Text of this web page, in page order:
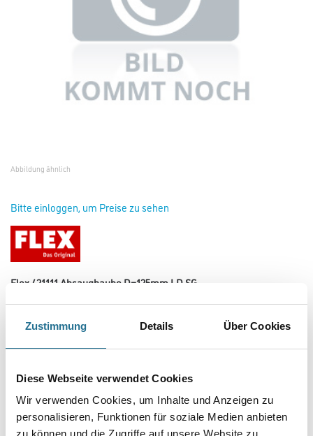
Zustimmung Details Über Cookies
Diese Webseite verwendet Cookies
Wir verwenden Cookies, um Inhalte und Anzeigen zu
personalisieren, Funktionen für soziale Medien anbieten
zu können und die Zugriffe auf unsere Website zu
Abbildung ähnlich
Bitte einloggen, um Preise zu sehen
Flex 421111 Absaughaube D=125mm LD SG
Art-Nr.:4021-001219
Der elastische Gummi-Absaugring gleitet ruckfrei über die Oberfläche
und bietet einen optimalen Schutz vor Staub und
herausschleudernden Steinen.
Durchmesser in millimeter